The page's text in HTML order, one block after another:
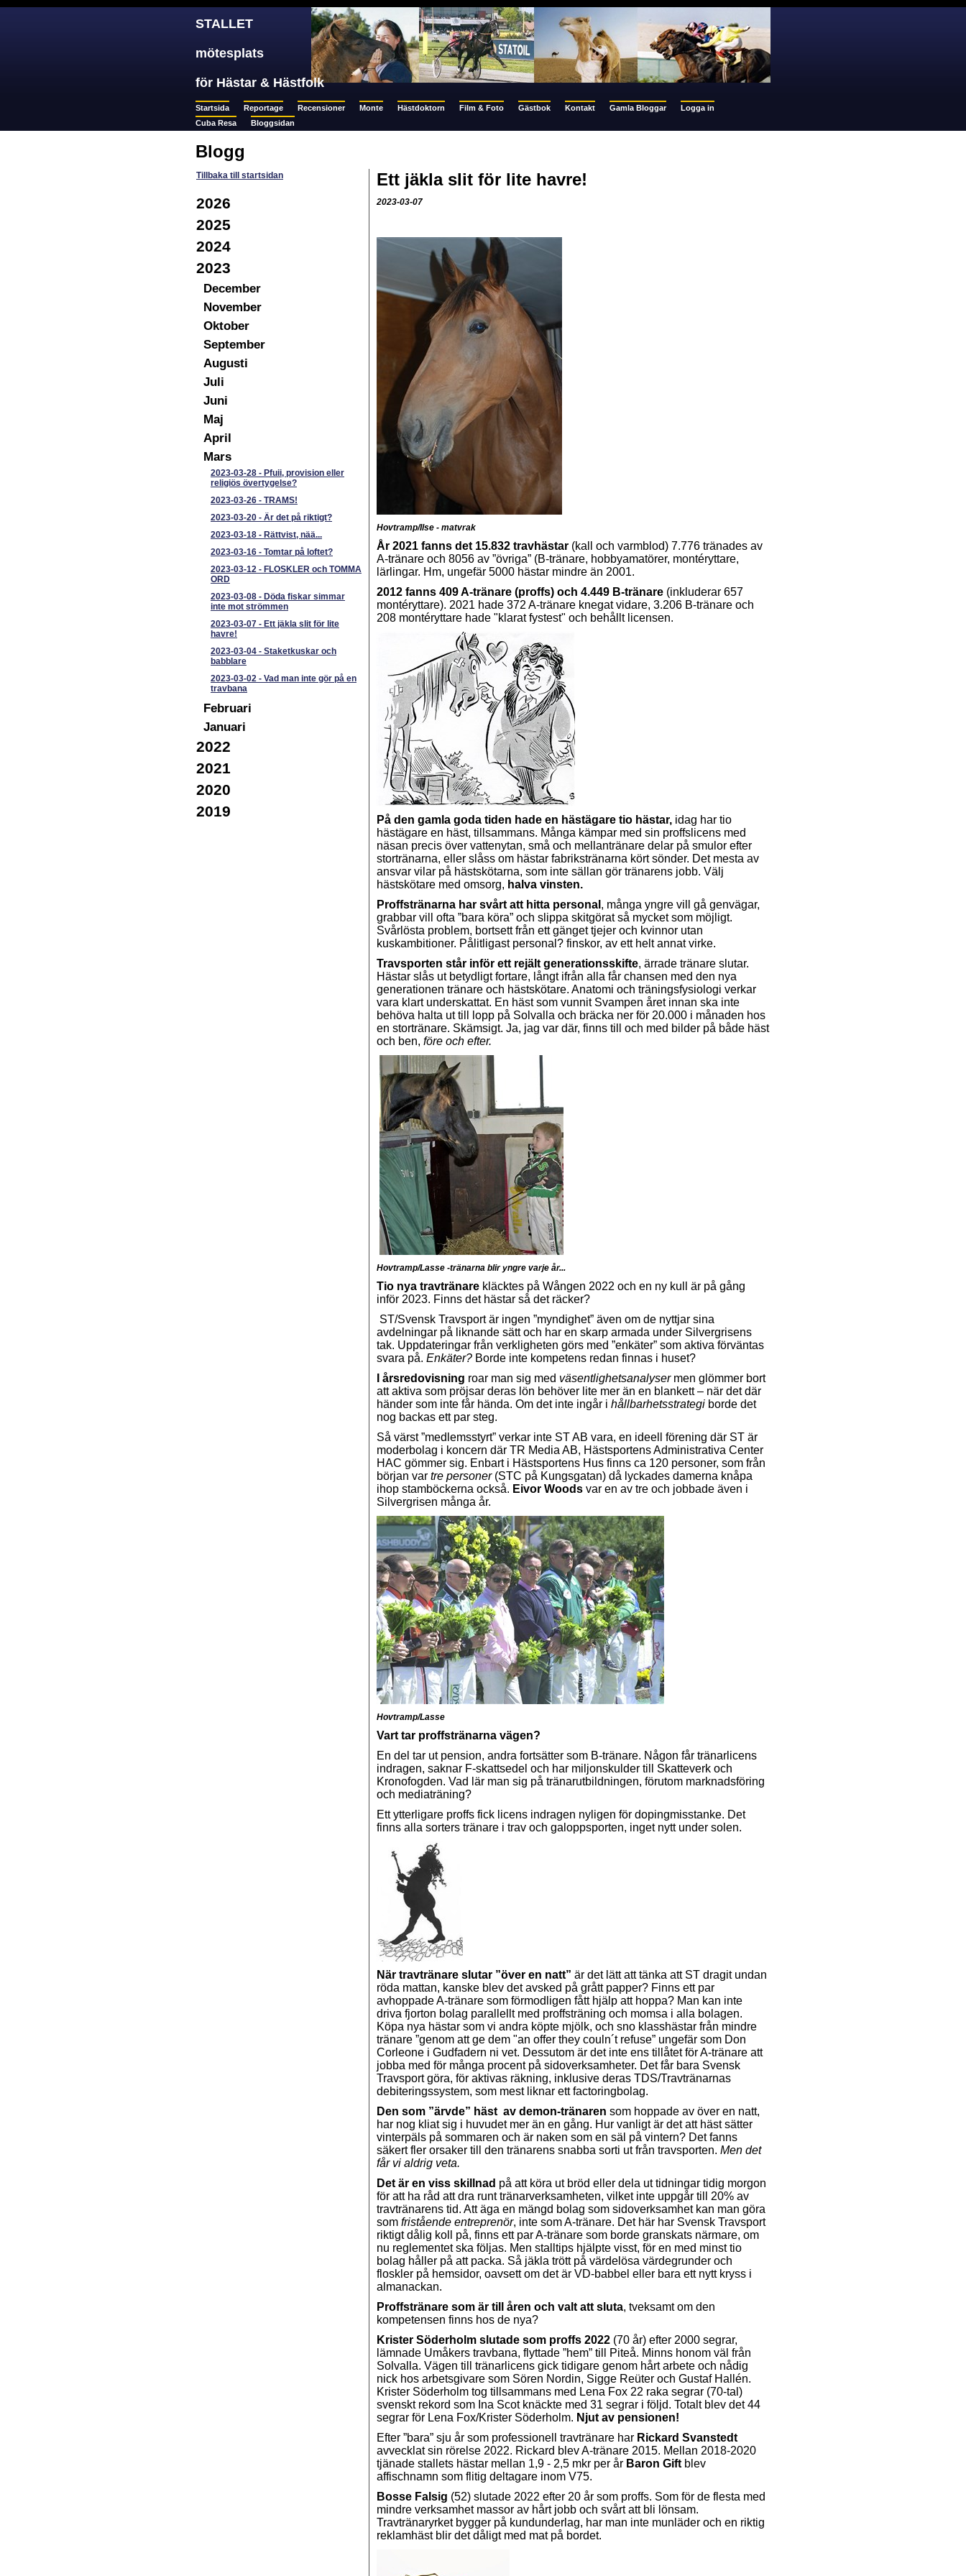
STALLET
mötesplats
för Hästar & Hästfolk
Startsida Reportage Recensioner Monte Hästdoktorn Film & Foto Gästbok Kontakt Gamla Bloggar
Logga in
Cuba Resa
Bloggsidan
Blogg
Tillbaka till startsidan
2026
2025
2024
2023
December
November
Oktober
September
Augusti
Juli
Juni
Maj
April
Mars
2023-03-28 - Pfuii, provision eller
religiös övertygelse?
2023-03-26 - TRAMS!
2023-03-20 - Är det på riktigt?
2023-03-18 - Rättvist, nää...
2023-03-16 - Tomtar på loftet?
2023-03-12 - FLOSKLER och TOMMA
ORD
2023-03-08 - Döda fiskar simmar
inte mot strömmen
2023-03-07 - Ett jäkla slit för lite
havre!
2023-03-04 - Staketkuskar och
babblare
2023-03-02 - Vad man inte gör på en
travbana
Februari
Januari
2022
2021
2020
2019
Ett jäkla slit för lite havre!
2023-03-07
Hovtramp/Ilse - matvrak
År 2021 fanns det 15.832 travhästar (kall och varmblod) 7.776 tränades av
A-tränare och 8056 av ”övriga” (B-tränare, hobbyamatörer, montéryttare,
lärlingar. Hm, ungefär 5000 hästar mindre än 2001.
2012 fanns 409 A-tränare (proffs) och 4.449 B-tränare (inkluderar 657
montéryttare). 2021 hade 372 A-tränare knegat vidare, 3.206 B-tränare och
208 montéryttare hade "klarat fystest" och behållt licensen.
På den gamla goda tiden hade en hästägare tio hästar, idag har tio
hästägare en häst, tillsammans. Många kämpar med sin proffslicens med
näsan precis över vattenytan, små och mellantränare delar på smulor efter
stortränarna, eller slåss om hästar fabrikstränarna kört sönder. Det mesta av
ansvar vilar på hästskötarna, som inte sällan gör tränarens jobb. Välj
hästskötare med omsorg, halva vinsten.
Proffstränarna har svårt att hitta personal , många yngre vill gå genvägar,
grabbar vill ofta ”bara köra” och slippa skitgörat så mycket som möjligt.
Svårlösta problem, bortsett från ett gänget tjejer och kvinnor utan
kuskambitioner. Pålitligast personal? finskor, av ett helt annat virke.
Travsporten står inför ett rejält generationsskifte, ärrade tränare slutar.
Hästar slås ut betydligt fortare, långt ifrån alla får chansen med den nya
generationen tränare och hästskötare. Anatomi och träningsfysiologi verkar
vara klart underskattat. En häst som vunnit Svampen året innan ska inte
behöva halta ut till lopp på Solvalla och bräcka ner för 20.000 i månaden hos
en stortränare. Skämsigt. Ja, jag var där, finns till och med bilder på både häst
och ben, före och efter.
Hovtramp/Lasse -tränarna blir yngre varje år...
Tio nya travtränare kläcktes på Wången 2022 och en ny kull är på gång
inför 2023. Finns det hästar så det räcker?
ST/Svensk Travsport är ingen ”myndighet” även om de nyttjar sina
avdelningar på liknande sätt och har en skarp armada under Silvergrisens
tak. Uppdateringar från verkligheten görs med ”enkäter” som aktiva förväntas
svara på. Enkäter? Borde inte kompetens redan finnas i huset?
I årsredovisning roar man sig med väsentlighetsanalysermen glömmer bort
att aktiva som pröjsar deras lön behöver lite mer än en blankett – när det där
händer som inte får hända. Om det inte ingår i hållbarhetsstrategi borde det
nog backas ett par steg.
Så värst ”medlemsstyrt” verkar inte ST AB vara, en ideell förening där ST är
moderbolag i koncern där TR Media AB, Hästsportens Administrativa Center
HAC gömmer sig. Enbart i Hästsportens Hus finns ca 120 personer, som från
början var tre personer(STC på Kungsgatan) då lyckades damerna knåpa
ihop stamböckerna också. Eivor Woods var en av tre och jobbade även i
Silvergrisen många år.
Hovtramp/Lasse
Vart tar proffstränarna vägen?
En del tar ut pension, andra fortsätter som B-tränare. Någon får tränarlicens
indragen, saknar F-skattsedel och har miljonskulder till Skatteverk och
Kronofogden. Vad lär man sig på tränarutbildningen, förutom marknadsföring
och mediaträning?
Ett ytterligare proffs fick licens indragen nyligen för dopingmisstanke. Det
finns alla sorters tränare i trav och galoppsporten, inget nytt under solen.
När travtränare slutar ”över en natt” är det lätt att tänka att ST dragit undan
röda mattan, kanske blev det avsked på grått papper? Finns ett par
avhoppade A-tränare som förmodligen fått hjälp att hoppa? Man kan inte
driva fjorton bolag parallellt med proffsträning och momsa i alla bolagen.
Köpa nya hästar som vi andra köpte mjölk, och sno klasshästar från mindre
tränare ”genom att ge dem "an offer they couln´t refuse” ungefär som Don
Corleone i Gudfadern ni vet. Dessutom är det inte ens tillåtet för A-tränare att
jobba med för många procent på sidoverksamheter. Det får bara Svensk
Travsport göra, för aktivas räkning, inklusive deras TDS/Travtränarnas
debiteringssystem, som mest liknar ett factoringbolag.
Den som ”ärvde” häst av demon-tränaren som hoppade av över en natt,
har nog kliat sig i huvudet mer än en gång. Hur vanligt är det att häst sätter
vinterpäls på sommaren och är naken som en säl på vintern? Det fanns
säkert fler orsaker till den tränarens snabba sorti ut från travsporten. Men det
får vi aldrig veta.
Det är en viss skillnad på att köra ut bröd eller dela ut tidningar tidig morgon
för att ha råd att dra runt tränarverksamheten, vilket inte uppgår till 20% av
travtränarens tid. Att äga en mängd bolag som sidoverksamhet kan man göra
som fristående entreprenör, inte som A-tränare. Det här har Svensk Travsport
riktigt dålig koll på, finns ett par A-tränare som borde granskats närmare, om
nu reglementet ska följas. Men stalltips hjälpte visst, för en med minst tio
bolag håller på att packa. Så jäkla trött på värdelösa värdegrunder och
floskler på hemsidor, oavsett om det är VD-babbel eller bara ett nytt kryss i
almanackan.
Proffstränare som är till åren och valt att sluta, tveksamt om den
kompetensen finns hos de nya?
Krister Söderholm slutade som proffs 2022 (70 år) efter 2000 segrar,
lämnade Umåkers travbana, flyttade ”hem” till Piteå. Minns honom väl från
Solvalla. Vägen till tränarlicens gick tidigare genom hårt arbete och nådig
nick hos arbetsgivare som Sören Nordin, Sigge Reüter och Gustaf Hallén.
Krister Söderholm tog tillsammans med Lena Fox 22 raka segrar (70-tal)
svenskt rekord som Ina Scot knäckte med 31 segrar i följd. Totalt blev det 44
segrar för Lena Fox/Krister Söderholm. Njut av pensionen!
Efter ”bara” sju år som professionell travtränare har Rickard Svanstedt
avvecklat sin rörelse 2022. Rickard blev A-tränare 2015. Mellan 2018-2020
tjänade stallets hästar mellan 1,9 - 2,5 mkr per år Baron Gift blev
affischnamn som flitig deltagare inom V75.
Bosse Falsig (52) slutade 2022 efter 20 år som proffs. Som för de flesta med
mindre verksamhet massor av hårt jobb och svårt att bli lönsam.
Travtränaryrket bygger på kundunderlag, har man inte munläder och en riktig
reklamhäst blir det dåligt med mat på bordet.